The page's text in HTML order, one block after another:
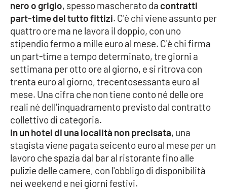
LA
CALABRIAVISIONE
Destinazioni
Eventi
Food
Storie
LAC
NETWORK
nero o grigio, spesso mascherato da contratti
part-time del tutto fittizi. C'è chi viene assunto per
quattro ore ma ne lavora il doppio, con uno
stipendio fermo a mille euro al mese. C'è chi firma
un part-time a tempo determinato, tre giorni a
settimana per otto ore al giorno, e si ritrova con
trenta euro al giorno, trecentosessanta euro al
mese. Una cifra che non tiene conto né delle ore
reali né dell'inquadramento previsto dal contratto
collettivo di categoria.
In un hotel di una località non precisata, una
stagista viene pagata seicento euro al mese per un
lavoro che spazia dal bar al ristorante fino alle
pulizie delle camere, con l'obbligo di disponibilità
nei weekend e nei giorni festivi.